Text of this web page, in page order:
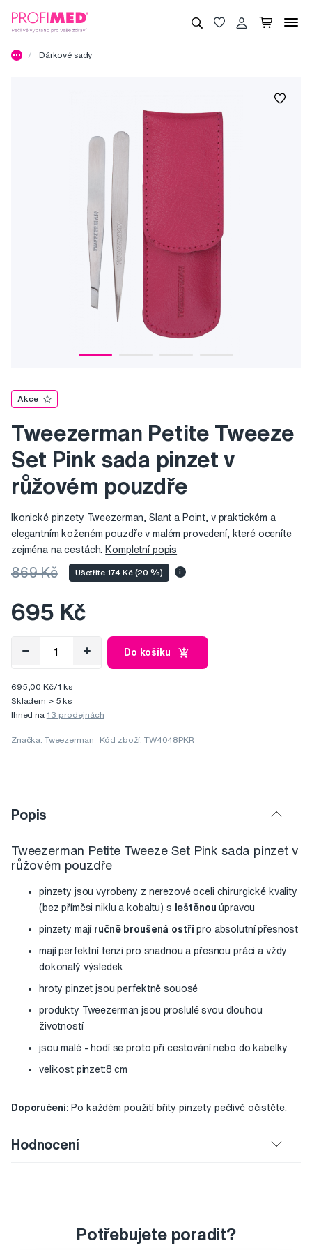
Dárkové sady
Akce
Tweezerman Petite Tweeze
Set Pink sada pinzet v
růžovém pouzdře
Ikonické pinzety Tweezerman, Slant a Point, v praktickém a
elegantním koženém pouzdře v malém provedení, které oceníte
zejména na cestách. Kompletní popis
869 Kč Ušetříte 174 Kč (20 %) i
695 Kč
Do košíku
695,00 Kč/1 ks
Skladem > 5 ks
Ihned na 13 prodejnách
Značka: Tweezerman Kód zboží: TW4048PKR
Popis
Tweezerman Petite Tweeze Set Pink sada pinzet v
růžovém pouzdře
pinzety jsou vyrobeny z nerezové oceli chirurgické kvality
(bez příměsi niklu a kobaltu) s leštěnouúpravou
pinzety mají ručně broušená ostří pro absolutní přesnost
mají perfektní tenzi pro snadnou a přesnou práci a vždy
dokonalý výsledek
hroty pinzet jsou perfektně souosé
produkty Tweezerman jsou proslulé svou dlouhou
životností
jsou malé - hodí se proto při cestování nebo do kabelky
velikost pinzet:8 cm
Doporučení: Po každém použití břity pinzety pečlivě očistěte.
Hodnocení
Potřebujete poradit?